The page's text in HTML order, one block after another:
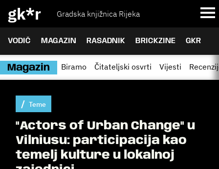
gk*r Gradska knjižnica Rijeka
VODIČ MAGAZIN RASADNIK BRICKZINE GKR
Magazin Biramo Čitateljski osvrti Vijesti
Teme
"Actors of Urban Change" u
Vilniusu: participacija kao
temelj kulture u lokalnoj